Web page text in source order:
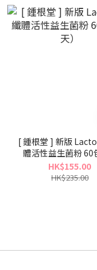
[ 鍾根堂 ] 新版 Lacto-Fit 纖
體活性益生菌粉 60
天）
HK$155.00
HK$235.00